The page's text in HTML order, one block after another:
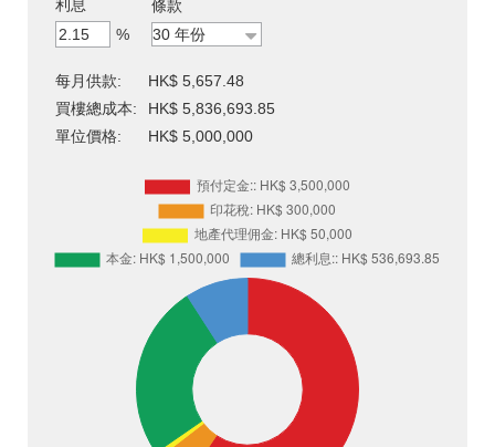
利息
%
條款
每月供款:
HK$ 5,657.48
買樓總成本:
HK$ 5,836,693.85
單位價格:
HK$ 5,000,000